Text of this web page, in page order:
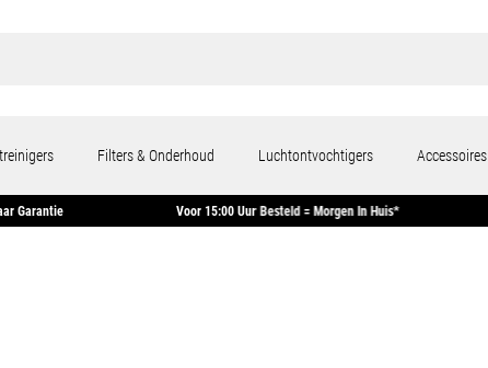
Filters & Onderhoud Luchtontvochtigers Accessoires
2 Jaar Garantie Voor 15:00 Uur Besteld = Morgen In Huis*